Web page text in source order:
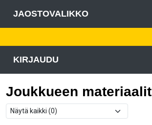
JAOSTOVALIKKO
KIRJAUDU
Joukkueen materiaalit